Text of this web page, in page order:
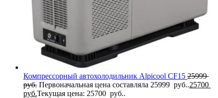
Компрессорный автохолодильник Alpicool CF15 25999
руб. Первоначальная цена составляла 25999 руб..25700
руб.Текущая цена: 25700 руб..